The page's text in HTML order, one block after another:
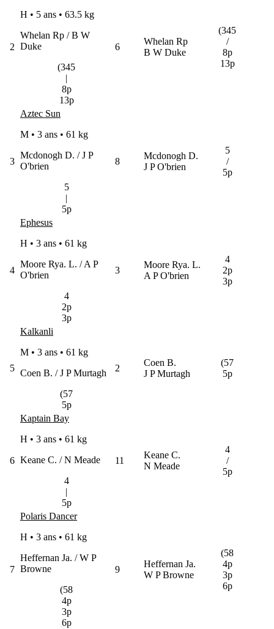
2
H • 5 ans • 63.5 kg
Whelan Rp / B W
Duke
(345
|
8p
13p
6
Whelan Rp
B W Duke
(345
/
8p
13p
3
Aztec Sun
M • 3 ans • 61 kg
Mcdonogh D. / J P
O'brien
5
|
5p
8
Mcdonogh D.
J P O'brien
5
/
5p
4
Ephesus
H • 3 ans • 61 kg
Moore Rya. L. / A P
O'brien
4
2p
3p
3
Moore Rya. L.
A P O'brien
4
2p
3p
5
Kalkanli
M • 3 ans • 61 kg
Coen B. / J P Murtagh
(57
5p
2
Coen B.
J P Murtagh
(57
5p
6
Kaptain Bay
H • 3 ans • 61 kg
Keane C. / N Meade
4
|
5p
11
Keane C.
N Meade
4
/
5p
7
Polaris Dancer
H • 3 ans • 61 kg
Heffernan Ja. / W P
Browne
(58
4p
3p
6p
9
Heffernan Ja.
W P Browne
(58
4p
3p
6p